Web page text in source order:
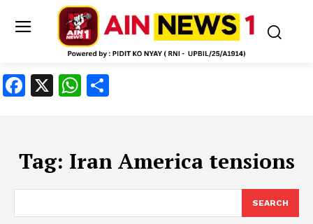
Facebook
X WhatsApp
Tag: Iran America tensions
SEARCH